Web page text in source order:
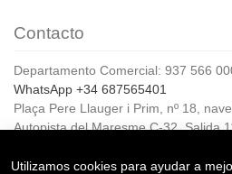
Contacto
Departamento Comercial: 937 566
WhatsApp +34 687565401
Plaça Pere Llauger i Prim, nº 18,
Autopista del Maresme C-32, Salida
Horario de Atención al cliente:
Utilizamos cookies para ayudar a